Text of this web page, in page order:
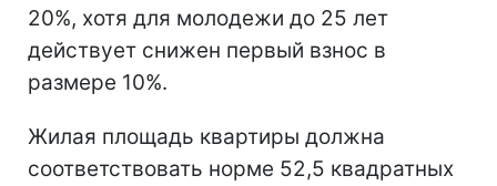
20%, хотя для молодежи до 25 лет
действует снижен первый взнос в
размере 10%.
Жилая площадь квартиры должна
соответствовать норме 52,5 квадратных